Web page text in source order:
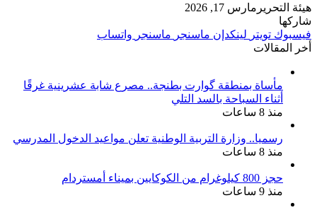
هيئة التحرير مارس 17, 2026
شاركها
فيسبوك تويتر لينكدإن ماسنجر ماسنجر واتساب
أخر المقالات
مأساة بمنطقة گوارت بطنجة.. مصرع شابة عشرينية غرقًا
أثناء السباحة بالسد التلي
منذ 8 ساعات
رسميا.. وزارة التربية الوطنية تعلن مواعيد الدخول المدرسي
منذ 8 ساعات
حجز 800 كيلوغرام من الكوكايين بميناء أمستردام
منذ 9 ساعات